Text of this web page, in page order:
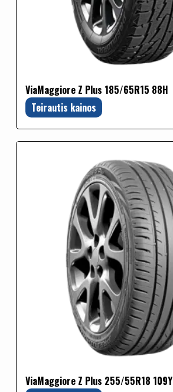
ViaMaggiore Z Plus 185/65R15 88H
Teirautis kainos
ViaMaggiore Z Plus 255/55R18 109Y